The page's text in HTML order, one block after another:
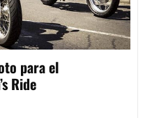
para el
Ride